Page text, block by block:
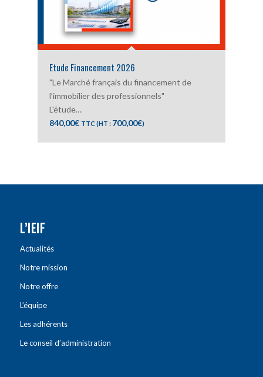
Etude Financement 2026
"Le Marché français du financement de
l’immobilier des professionnels"
L'étude…
840,00€ TTC (HT : 700,00€)
L’IEIF
Actualités
Notre mission
Notre offre
L’équipe
Les adhérents
Le conseil d’administration